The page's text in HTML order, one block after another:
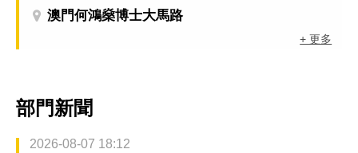
澳門何鴻燊博士大馬路
+ 更多
部門新聞
2026-08-07 18:12